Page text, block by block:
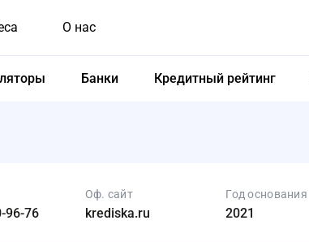
О нас
Банки Кредитный рейтинг
96-76
Оф. сайт
krediska.ru
Год основания
2021